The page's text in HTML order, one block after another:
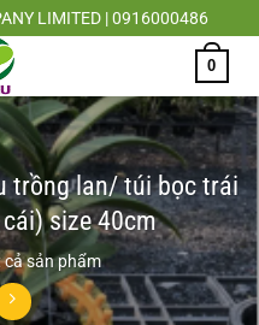
LIMITED | 0916000486
0
trồng lan/ túi bọc trái
size 40cm
cả sản phẩm